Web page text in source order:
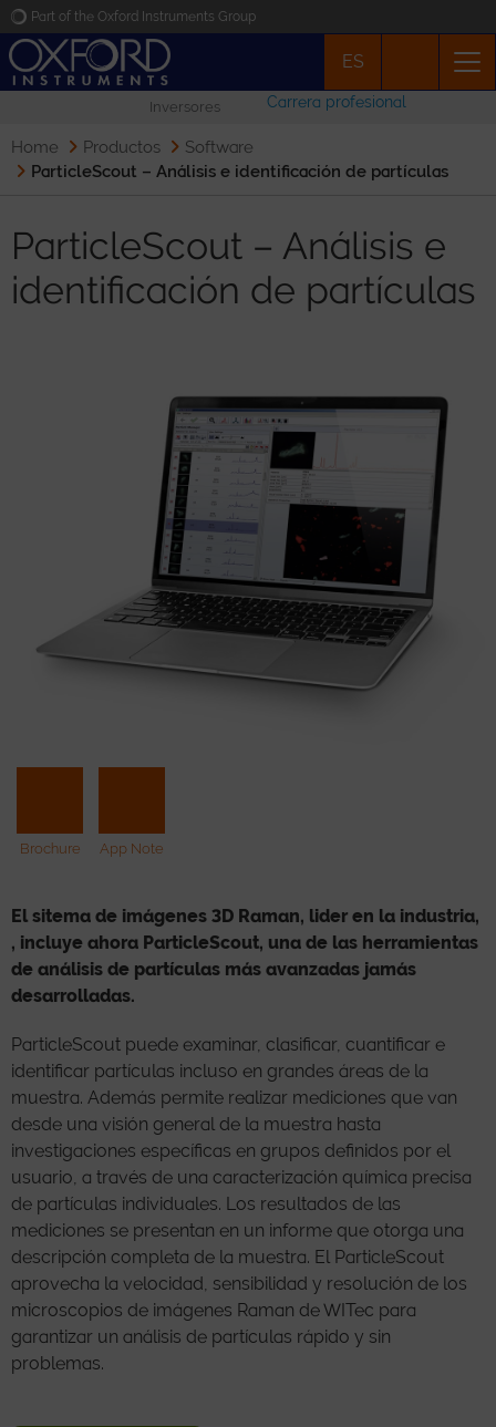
Part of the Oxford Instruments Group
Noticias
Contacto
ES
Inversores Carrera profesional
Home Productos
Software
ParticleScout – Análisis e identificación de partículas
ParticleScout – Análisis e
identificación de partículas
Brochure App Note
El sitema de imágenes 3D Raman, lider en la industria,
, incluye ahora ParticleScout, una de las herramientas
de análisis de partículas más avanzadas jamás
desarrolladas.
ParticleScout puede examinar, clasificar, cuantificar e
identificar partículas incluso en grandes áreas de la
muestra. Además permite realizar mediciones que van
desde una visión general de la muestra hasta
investigaciones específicas en grupos definidos por el
usuario, a través de una caracterización química precisa
de partículas individuales. Los resultados de las
mediciones se presentan en un informe que otorga una
descripción completa de la muestra. El ParticleScout
aprovecha la velocidad, sensibilidad y resolución de los
microscopios de imágenes Raman de WITec para
garantizar un análisis de partículas rápido y sin
problemas.